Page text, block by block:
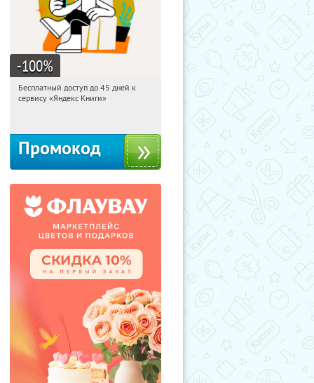
-100%
01:22:47
Получи первым!
Бесплатный доступ до 45 дней к
сервису «Яндекс Книги»
Промокод